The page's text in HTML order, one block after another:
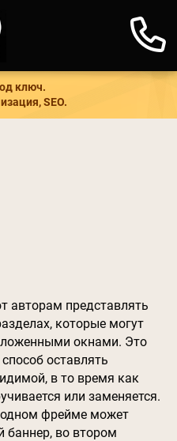
ключ.
SEO.
авторам представлять
которые могут
окнами. Это
оставлять
в то время как
или заменяется.
фрейме может
баннер, во втором